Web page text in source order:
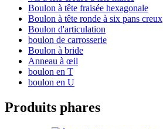
Boulon à tête fraisée hexagonale
Boulon à tête ronde à six pans creux
Boulon d'articulation
boulon de carrosserie
Boulon à bride
Anneau à œil
boulon en T
boulon en U
Produits phares